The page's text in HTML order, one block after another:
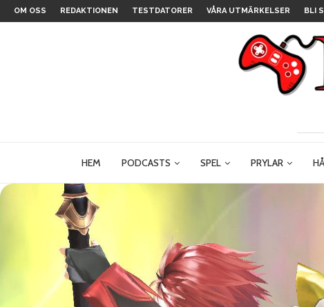
OM OSS REDAKTIONEN TESTDATORER VÅRA UTMÄRKELSER BLI
HEM PODCASTS SPEL PRYLAR